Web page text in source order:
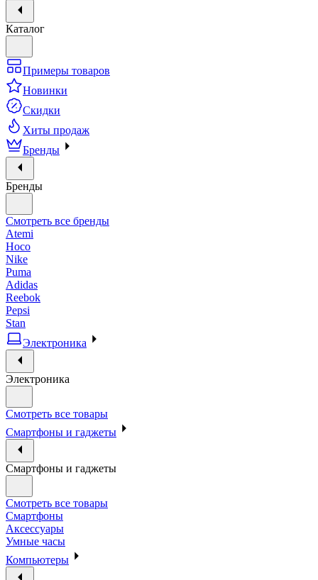
Каталог
Примеры товаров
Новинки
Скидки
Хиты продаж
Бренды
Бренды
Смотреть все бренды
Atemi
Hoco
Nike
Puma
Adidas
Reebok
Pepsi
Stan
Электроника
Электроника
Смотреть все товары
Смартфоны и гаджеты
Смартфоны и гаджеты
Смотреть все товары
Смартфоны
Аксессуары
Умные часы
Компьютеры